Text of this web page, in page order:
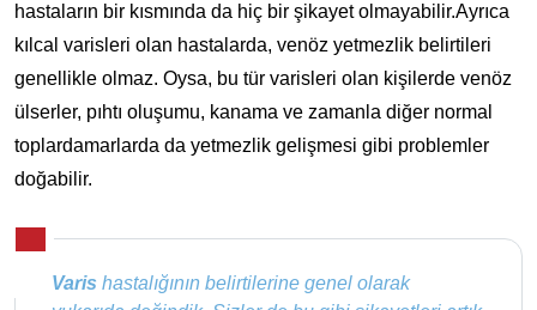
hastaların bir kısmında da hiç bir şikayet olmayabilir.Ayrıca
kılcal varisleri olan hastalarda, venöz yetmezlik belirtileri
genellikle olmaz. Oysa, bu tür varisleri olan kişilerde venöz
ülserler, pıhtı oluşumu, kanama ve zamanla diğer normal
toplardamarlarda da yetmezlik gelişmesi gibi problemler
doğabilir.
Varis hastalığının belirtilerine genel olarak